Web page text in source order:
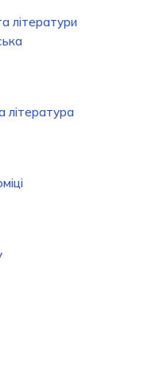
літератури
література